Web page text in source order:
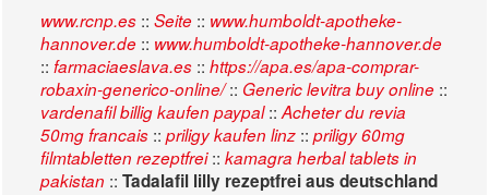
www.rcnp.es :: Seite :: www.humboldt-apotheke-
hannover.de :: www.humboldt-apotheke-hannover.de
:: farmaciaeslava.es :: https://apa.es/apa-comprar-
robaxin-generico-online/:: Generic levitra buy online ::
vardenafil billig kaufen paypal:: Acheter du revia
50mg francais :: priligy kaufen linz :: priligy 60mg
filmtabletten rezeptfrei:: kamagra herbal tablets in
pakistan :: Tadalafil lilly rezeptfrei aus deutschland